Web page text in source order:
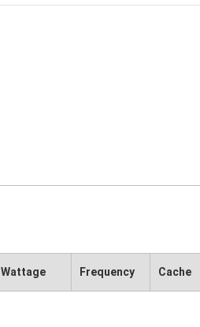
Wattage Frequency Cache